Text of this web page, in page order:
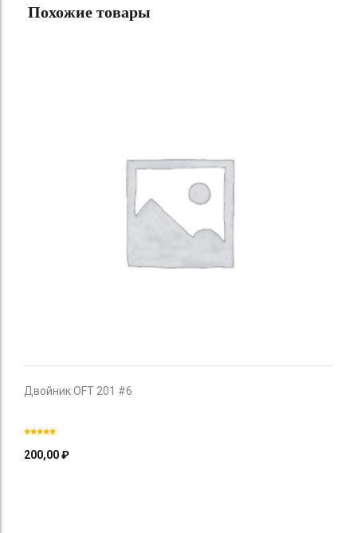
Похожие товары
Двойник OFT 201 #6
200,00₽